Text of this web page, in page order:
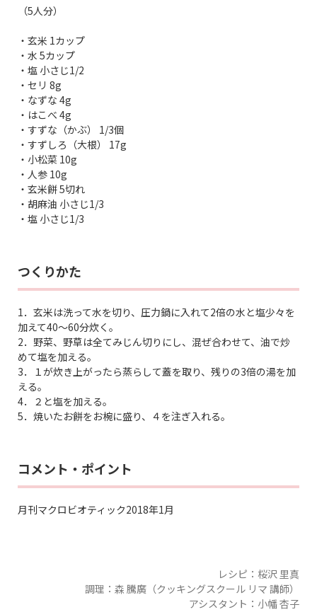
（5人分）
・玄米 1カップ
・水 5カップ
・塩 小さじ1/2
・セリ 8g
・なずな 4g
・はこべ 4g
・すずな（かぶ） 1/3個
・すずしろ（大根） 17g
・小松菜 10g
・人参 10g
・玄米餅 5切れ
・胡麻油 小さじ1/3
・塩 小さじ1/3
つくりかた
1．玄米は洗って水を切り、圧力鍋に入れて2倍の水と塩少々を
加えて40～60分炊く。
2．野菜、野草は全てみじん切りにし、混ぜ合わせて、油で炒
めて塩を加える。
3．１が炊き上がったら蒸らして蓋を取り、残りの3倍の湯を加
える。
4．２と塩を加える。
5．焼いたお餅をお椀に盛り、４を注ぎ入れる。
コメント・ポイント
月刊マクロビオティック2018年1月
レシピ：桜沢 里真
調理：森 騰廣（クッキングスクール リマ 講師）
アシスタント：小幡 杏子